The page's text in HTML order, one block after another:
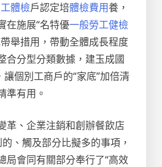
體檢戶認定培體檢費用養，
在施展“名特優一般勞工健檢
舉措用，帶動全體成長程度
合分型分類數據，建玉成國
讓個別工商戶的“家底”加倍清
準有用。
革、企業注銷和創辦餐飲店
、觸及部分比擬多的事項，
局會同有關部分奉行了“高效